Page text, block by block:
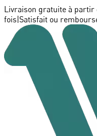
Livraison gratuite à partir
fois Satisfait ou